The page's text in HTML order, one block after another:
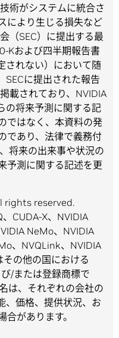
術がシステムに統合さ
により生じる損失など
（SEC）に提出する最
Kおよび四半期報告書
されない）において随
SECに提出された報告
載されており、NVIDIA
の将来予測に関する記
ではなく、本資料の発
であり、法律で義務付
将来の出来事や状況の
予測に関する記述を更
rights reserved.
CUDA-X、NVIDIA
NeMo、NVIDIA
、NVQLink、NVIDIA
その他の国における
/または登録商標で
は、それぞれの会社の
、価格、提供状況、お
があります。